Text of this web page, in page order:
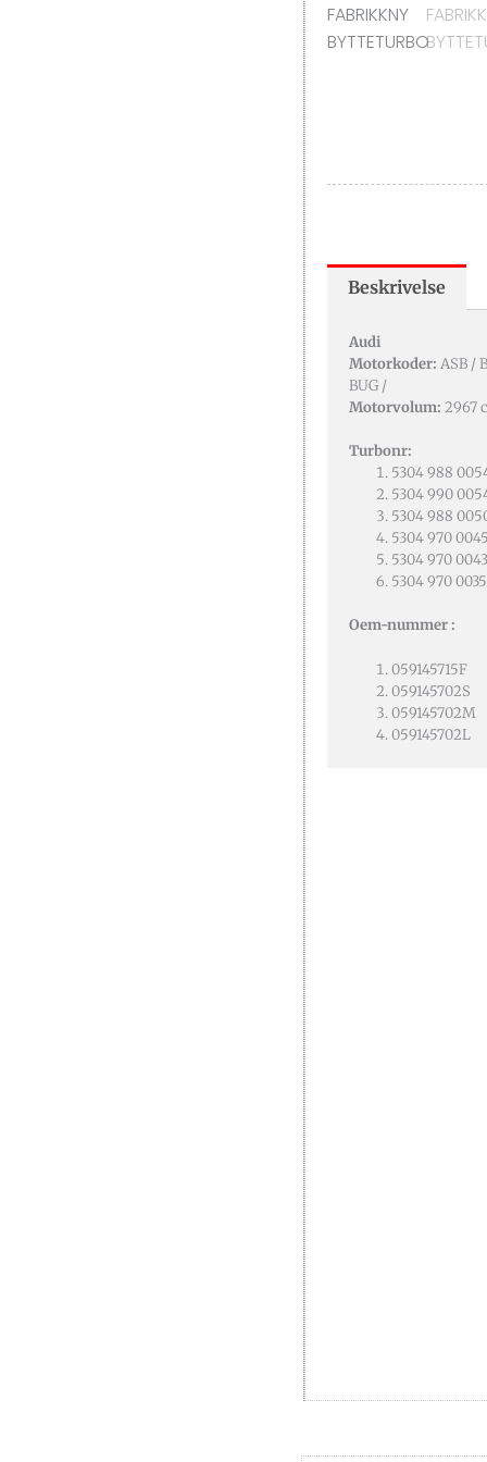
Beskrivelse
Audi
Motorkoder: ASB /
BUG /
Motorvolum: 2967
Turbonr:
5304 988
5304 990
5304 988
5304 970 0045
5304 970 0043
5304 970 0035
Oem-nummer :
059145715F
059145702S
059145702M
059145702L